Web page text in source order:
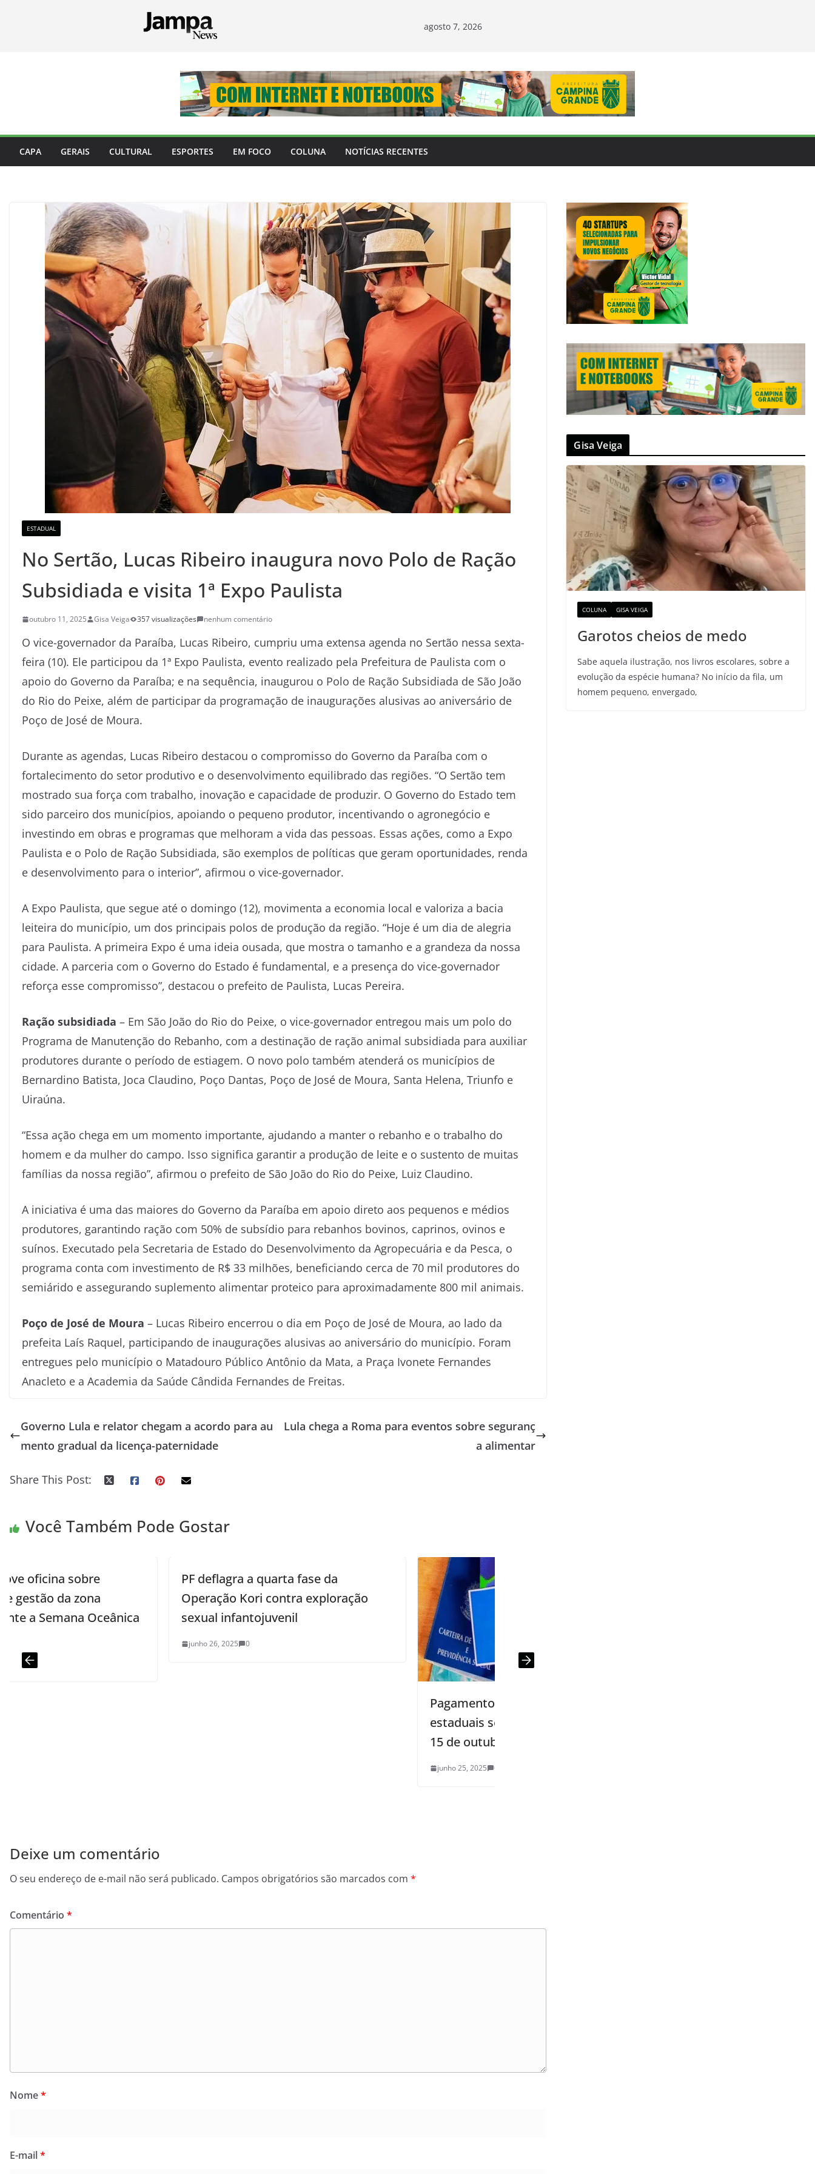
agosto 7, 2026
CAPA GERAIS CULTURAL ESPORTES EM FOCO COLUNA NOTÍCIAS RECENTES
ESTADUAL
No Sertão, Lucas Ribeiro inaugura novo Polo de Ração
Subsidiada e visita 1ª Expo Paulista
outubro 11, 2025 Gisa Veiga 357 visualizações nenhum comentário
O vice-governador da Paraíba, Lucas Ribeiro, cumpriu uma extensa agenda no Sertão nessa sexta-
feira (10). Ele participou da 1ª Expo Paulista, evento realizado pela Prefeitura de Paulista com o
apoio do Governo da Paraíba; e na sequência, inaugurou o Polo de Ração Subsidiada de São João
do Rio do Peixe, além de participar da programação de inaugurações alusivas ao aniversário de
Poço de José de Moura.
Durante as agendas, Lucas Ribeiro destacou o compromisso do Governo da Paraíba com o
fortalecimento do setor produtivo e o desenvolvimento equilibrado das regiões. “O Sertão tem
mostrado sua força com trabalho, inovação e capacidade de produzir. O Governo do Estado tem
sido parceiro dos municípios, apoiando o pequeno produtor, incentivando o agronegócio e
investindo em obras e programas que melhoram a vida das pessoas. Essas ações, como a Expo
Paulista e o Polo de Ração Subsidiada, são exemplos de políticas que geram oportunidades, renda
e desenvolvimento para o interior”, afirmou o vice-governador.
A Expo Paulista, que segue até o domingo (12), movimenta a economia local e valoriza a bacia
leiteira do município, um dos principais polos de produção da região. “Hoje é um dia de alegria
para Paulista. A primeira Expo é uma ideia ousada, que mostra o tamanho e a grandeza da nossa
cidade. A parceria com o Governo do Estado é fundamental, e a presença do vice-governador
reforça esse compromisso”, destacou o prefeito de Paulista, Lucas Pereira.
Ração subsidiada – Em São João do Rio do Peixe, o vice-governador entregou mais um polo do
Programa de Manutenção do Rebanho, com a destinação de ração animal subsidiada para auxiliar
produtores durante o período de estiagem. O novo polo também atenderá os municípios de
Bernardino Batista, Joca Claudino, Poço Dantas, Poço de José de Moura, Santa Helena, Triunfo e
Uiraúna.
“Essa ação chega em um momento importante, ajudando a manter o rebanho e o trabalho do
homem e da mulher do campo. Isso significa garantir a produção de leite e o sustento de muitas
famílias da nossa região”, afirmou o prefeito de São João do Rio do Peixe, Luiz Claudino.
A iniciativa é uma das maiores do Governo da Paraíba em apoio direto aos pequenos e médios
produtores, garantindo ração com 50% de subsídio para rebanhos bovinos, caprinos, ovinos e
suínos. Executado pela Secretaria de Estado do Desenvolvimento da Agropecuária e da Pesca, o
programa conta com investimento de R$ 33 milhões, beneficiando cerca de 70 mil produtores do
semiárido e assegurando suplemento alimentar proteico para aproximadamente 800 mil animais.
Poço de José de Moura – Lucas Ribeiro encerrou o dia em Poço de José de Moura, ao lado da
prefeita Laís Raquel, participando de inaugurações alusivas ao aniversário do município. Foram
entregues pelo município o Matadouro Público Antônio da Mata, a Praça Ivonete Fernandes
Anacleto e a Academia da Saúde Cândida Fernandes de Freitas.
Governo Lula e relator chegam a acordo para au
mento gradual da licença-paternidade
Lula chega a Roma para eventos sobre seguranç
a alimentar
Share This Post:
Você Também Pode Gostar
PF deflagra a quarta fase da
Operação Kori contra exploração
sexual infantojuvenil
Pagamento do Pasep para servidores
estaduais será automático a partir de
Deixe um comentário
O seu endereço de e-mail não será publicado. Campos obrigatórios são marcados com *
Comentário *
Nome*
E-mail*
Gisa Veiga
COLUNA GISA VEIGA
Garotos cheios de medo
Sabe aquela ilustração, nos livros escolares, sobre a
evolução da espécie humana? No início da fila, um
homem pequeno, envergado,